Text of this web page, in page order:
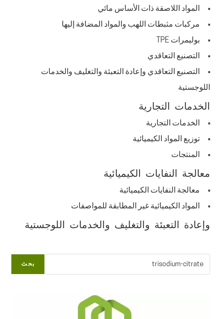
المواد اللاصقة ذات الأساس مائي
مركبات مثبطات اللهب والمواد المضافة إليها
بوليمرات TPE
التصنيع التعاقدي
التصنيع التعاقدي وإعادة التعبئة والتغليف والخدمات
اللوجستية
الخدمات التجارية
الخدمات التجارية
توزيع المواد الكيميائية
المنتجات
معالجة النفايات الكيميائية
معالجة النفايات الكيميائية
المواد الكيميائية غير المطابقة للمواصفات
وإعادة التعبئة والتغليف والخدمات اللوجستية
بحث